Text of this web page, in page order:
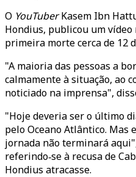
O YouTuberKasem Ibn
Hondius, publicou um
primeira morte cerca de 12
"A maioria das pessoas a
calmamente à situação, ao
noticiado na imprensa",
"Hoje deveria ser o último
pelo Oceano Atlântico. Mas
jornada não terminará
referindo‑se à recusa de
Hondius atracasse.